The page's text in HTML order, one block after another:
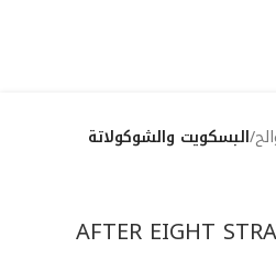
البسكويت والشوكولاتة
AFTER EIGHT